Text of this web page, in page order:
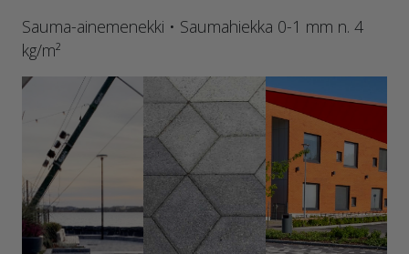
Sauma-ainemenekki • Saumahiekka 0-1 mm n. 4
kg/m²